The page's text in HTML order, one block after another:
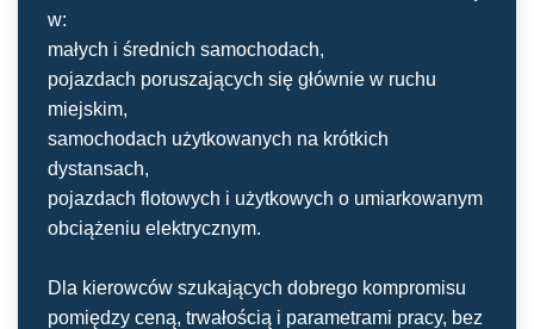
w:
małych i średnich samochodach,
pojazdach poruszających się głównie w ruchu
miejskim,
samochodach użytkowanych na krótkich
dystansach,
pojazdach flotowych i użytkowych o umiarkowanym
obciążeniu elektrycznym.
Dla kierowców szukających dobrego kompromisu
pomiędzy ceną, trwałością i parametrami pracy, bez